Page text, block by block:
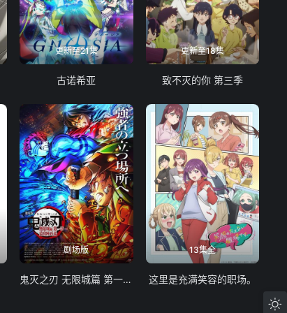
更新至21集
古诺希亚
更新至18集
致不灭的你 第三季
剧场版
鬼灭之刃 无限城篇 第一章 猗窝座再袭
13集全
这里是充满笑容的职场。